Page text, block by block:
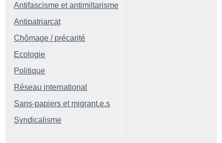
Antifascisme et antimiltarisme
Antipatriarcat
Chômage / précarité
Ecologie
Politique
Réseau international
Sans-papiers et migrant.e.s
Syndicalisme